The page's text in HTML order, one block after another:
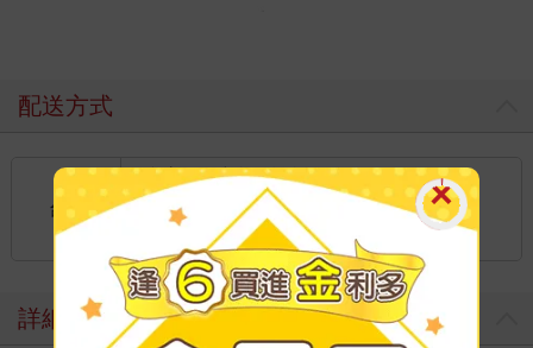
配送方式
台灣
國內宅配：本島、離島
到店取貨：
不限金額免運費
詳細資料